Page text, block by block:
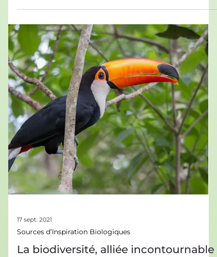
Économie Circulaire, biomimétisme
et informatique
L’économie circulaire est la norme dans la nature : tous les
produits sont 100% recyclés. Les déchets n’existent pas au
niveau des écosystèmes durables, les rejets du
métabolisme d’un être vivant sont la nourriture d’un autre.
Cela peut nous inspirer pour transformer nos modes de
production vers une économie circulaire. Zéro déchet, la
base pour la nature Il est souvent plus facile, du point de
vue d’une entreprise vendant un produit, de ne pas
s'inquiéter du devenir des dé